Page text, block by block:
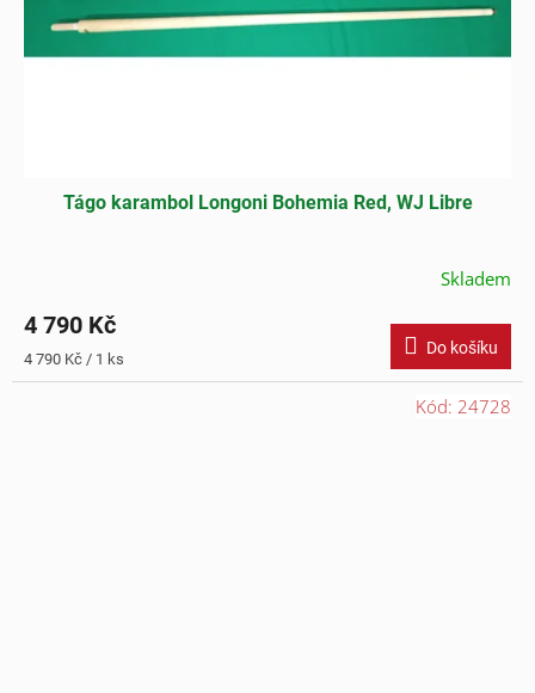
Tágo karambol Longoni Bohemia Red, WJ Libre
Skladem
4 790 Kč
Měrná
cena:
4 790 Kč / 1 ks
Do košíku
Kód: 24728